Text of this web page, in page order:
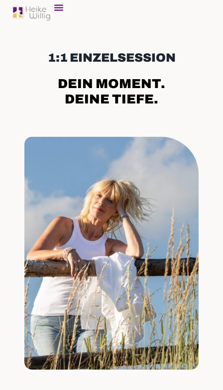
1:1 EINZELSESSION
DEIN MOMENT.
DEINE TIEFE.